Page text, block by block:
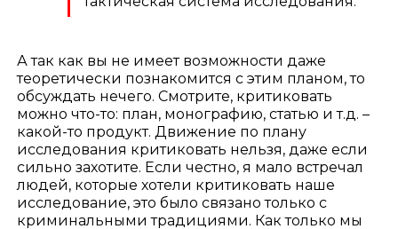
А так как вы не имеет возможности даже
теоретически познакомится с этим планом, то
обсуждать нечего. Смотрите, критиковать
можно что-то: план, монографию, статью и т.д. –
какой-то продукт. Движение по плану
исследования критиковать нельзя, даже если
сильно захотите. Если честно, я мало встречал
людей, которые хотели критиковать наше
исследование, это было связано только с
криминальными традициями. Как только мы